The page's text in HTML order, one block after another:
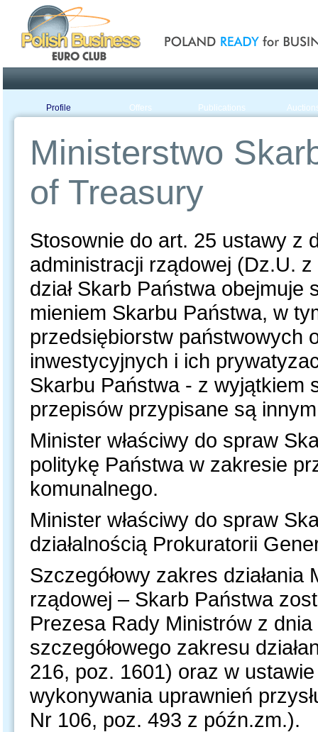
Profile Offers Publications
Ministerstwo
of Treasury
Stosownie do art. 25 ustawy z
administracji rządowej (Dz.U.
dział Skarb Państwa
mieniem Skarbu Państwa, w
przedsiębiorstw państwowych
inwestycyjnych i ich
Skarbu Państwa - z wyjątkiem
przepisów przypisane są innym
Minister właściwy do spraw
politykę Państwa w zakresie
komunalnego.
Minister właściwy do spraw
działalnością Prokuratorii
Szczegółowy zakres
rządowej – Skarb Państwa
Prezesa Rady Ministrów z
szczegółowego zakresu
216, poz. 1601) oraz w
wykonywania uprawnień
Nr 106, poz. 493 z późn.zm.).